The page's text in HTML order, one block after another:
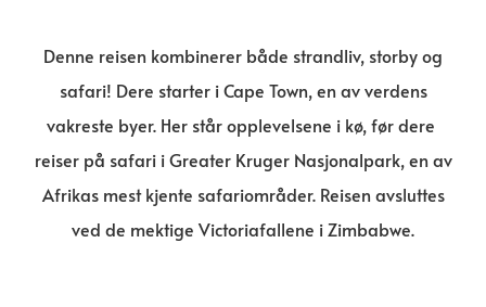
Denne reisen kombinerer både strandliv, storby og
safari! Dere starter i Cape Town, en av verdens
vakreste byer. Her står opplevelsene i kø, før dere
reiser på safari i Greater Kruger Nasjonalpark, en av
Afrikas mest kjente safariområder. Reisen avsluttes
ved de mektige Victoriafallene i Zimbabwe.